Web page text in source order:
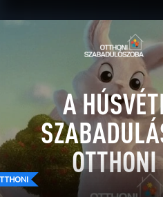
SZABADULNI AKAROK |
A
OTTHONI